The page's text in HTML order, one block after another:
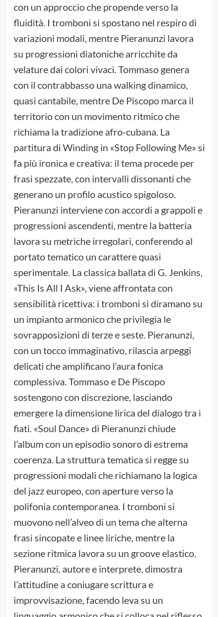
con un approccio che propende verso la
fluidità. I tromboni si spostano nel respiro di
variazioni modali, mentre Pieranunzi lavora
su progressioni diatoniche arricchite da
velature dai colori vivaci. Tommaso genera
con il contrabbasso una walking dinamico,
quasi cantabile, mentre De Piscopo marca il
territorio con un movimento ritmico che
richiama la tradizione afro-cubana. La
partitura di Winding in «Stop Following Me» si
fa più ironica e creativa: il tema procede per
frasi spezzate, con intervalli dissonanti che
generano un profilo acustico spigoloso.
Pieranunzi interviene con accordi a grappoli e
progressioni ascendenti, mentre la batteria
lavora su metriche irregolari, conferendo al
portato tematico un carattere quasi
sperimentale. La classica ballata di G. Jenkins,
«This Is All I Ask», viene affrontata con
sensibilità ricettiva: i tromboni si diramano su
un impianto armonico che privilegia le
sovrapposizioni di terze e seste. Pieranunzi,
con un tocco immaginativo, rilascia arpeggi
delicati che amplificano l’aura fonica
complessiva. Tommaso e De Piscopo
sostengono con discrezione, lasciando
emergere la dimensione lirica del dialogo tra i
fiati. «Soul Dance» di Pieranunzi chiude
l’album con un episodio sonoro di estrema
coerenza. La struttura tematica si regge su
progressioni modali che richiamano la logica
del jazz europeo, con aperture verso la
polifonia contemporanea. I tromboni si
muovono nell’alveo di un tema che alterna
frasi sincopate e linee liriche, mentre la
sezione ritmica lavora su un groove elastico.
Pieranunzi, autore e interprete, dimostra
l’attitudine a coniugare scrittura e
improvvisazione, facendo leva su un